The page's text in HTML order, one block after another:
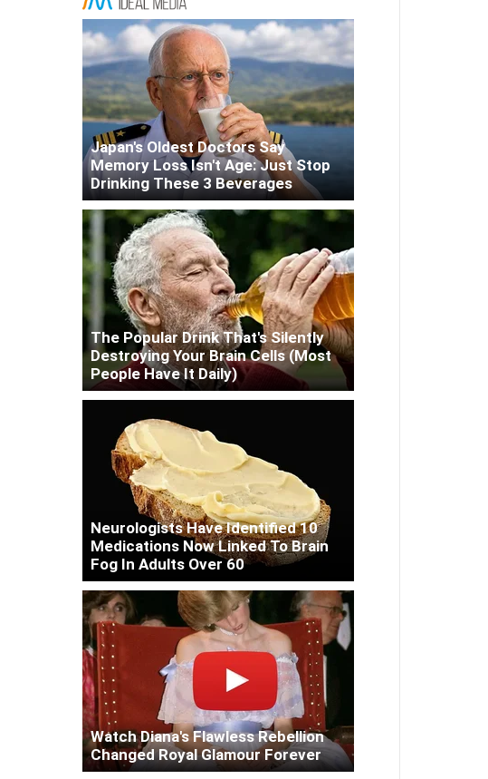
Japan's Oldest Doctors Say
Memory Loss Isn't Age: Just Stop
Drinking These 3 Beverages
The Popular Drink That's Silently
Destroying Your Brain Cells (Most
People Have It Daily)
Neurologists Have Identified 10
Medications Now Linked To Brain
Fog In Adults Over 60
Watch Diana's Flawless Rebellion
Changed Royal Glamour Forever